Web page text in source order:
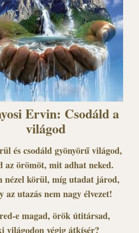
Ervin: Csodáld a
világod
és csodáld gyönyörű világod,
az örömöt, mit adhat neked.
nézel körül, míg utadat járod,
az utazás nem nagy élvezet!
e magad, örök útitársad,
világodon végig átkísér?